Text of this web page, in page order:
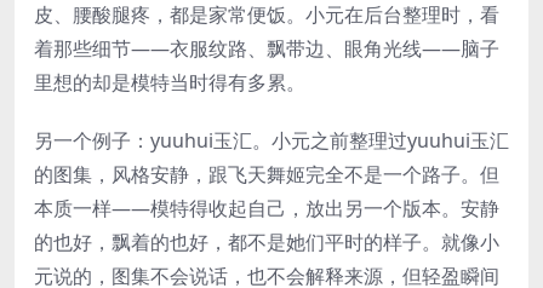
皮、腰酸腿疼，都是家常便饭。小元在后台整理时，看
着那些细节——衣服纹路、飘带边、眼角光线——脑子
里想的却是模特当时得有多累。
另一个例子：yuuhui玉汇。小元之前整理过yuuhui玉汇
的图集，风格安静，跟飞天舞姬完全不是一个路子。但
本质一样——模特得收起自己，放出另一个版本。安静
的也好，飘着的也好，都不是她们平时的样子。就像小
元说的，图集不会说话，也不会解释来源，但轻盈瞬间